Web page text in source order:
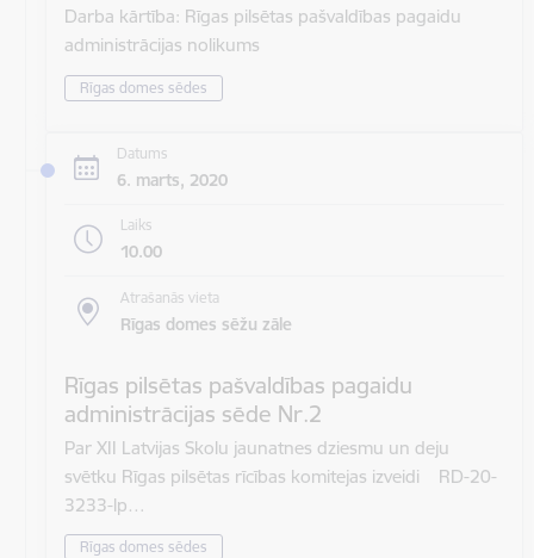
Darba kārtība: Rīgas pilsētas pašvaldības pagaidu
administrācijas nolikums
Rīgas domes sēdes
Datums
6. marts, 2020
Laiks
10.00
Atrašanās vieta
Rīgas domes sēžu zāle
Rīgas pilsētas pašvaldības pagaidu
administrācijas sēde Nr.2
Par XII Latvijas Skolu jaunatnes dziesmu un deju
svētku Rīgas pilsētas rīcības komitejas izveidi RD-20-
3233-lp…
Rīgas domes sēdes